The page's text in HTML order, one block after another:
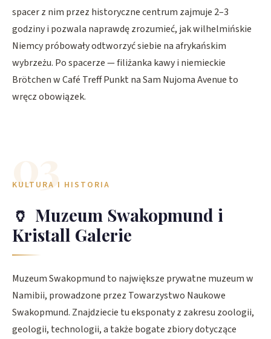
spacer z nim przez historyczne centrum zajmuje 2–3
godziny i pozwala naprawdę zrozumieć, jak wilhelmińskie
Niemcy próbowały odtworzyć siebie na afrykańskim
wybrzeżu. Po spacerze — filiżanka kawy i niemieckie
Brötchen w Café Treff Punkt na Sam Nujoma Avenue to
wręcz obowiązek.
03
KULTURA I HISTORIA
🏺 Muzeum Swakopmund i
Kristall Galerie
Muzeum Swakopmund to największe prywatne muzeum w
Namibii, prowadzone przez Towarzystwo Naukowe
Swakopmund. Znajdziecie tu eksponaty z zakresu zoologii,
geologii, technologii, a także bogate zbiory dotyczące